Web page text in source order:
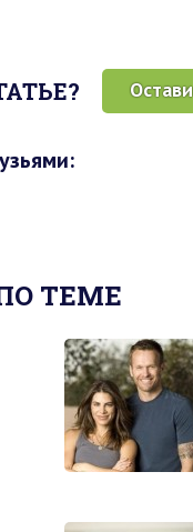
ТЕМЕ